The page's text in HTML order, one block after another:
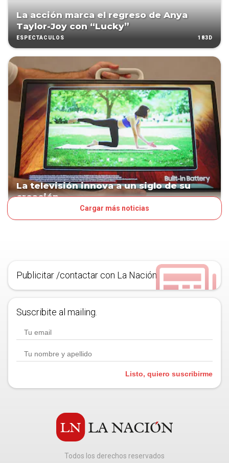
La acción marca el regreso de Anya
Taylor-Joy con “Lucky”
ESPECTÁCULOS 183D
La televisión innova a un siglo de su
creación
Cargar más noticias
Publicitar /contactar con La Nación
Suscribite al mailing.
Listo, quiero suscribirme
Todos los derechos reservados